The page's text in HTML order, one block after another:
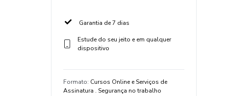
Garantia de 7 dias
Estude do seu jeito e em qualquer
dispositivo
Formato: Cursos Online e Serviços de
Assinatura . Segurança no trabalho